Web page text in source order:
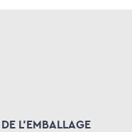
L'EMBALLAGE